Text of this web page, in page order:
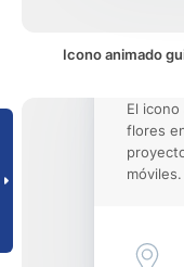
Icono animado
El
flores
móviles.